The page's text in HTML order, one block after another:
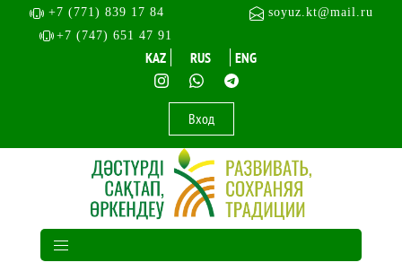
+7 (771) 839 17 84
+7 (747) 651 47 91
soyuz.kt@mail.ru
KAZ RUS ENG
Вход